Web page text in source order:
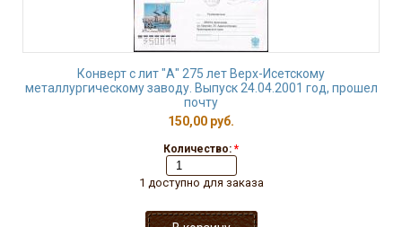
Конверт с лит "А" 275 лет Верх-Исетскому
металлургическому заводу. Выпуск 24.04.2001 год, прошел
почту
150,00 руб.
Количество: *
1 доступно для заказа